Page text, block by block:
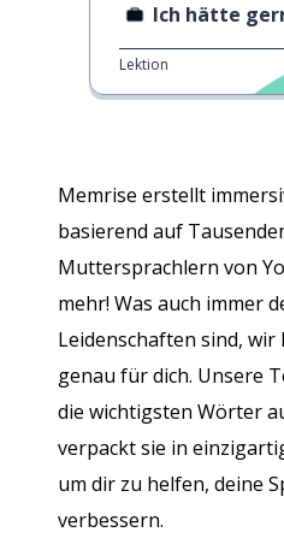
Memrise erstellt
basierend auf
Muttersprachlern von
mehr! Was auch immer
Leidenschaften sind,
genau für dich. Unsere
die wichtigsten Wörter
verpackt sie in
um dir zu helfen, deine
verbessern.
Ich hätte gerne
Lektion